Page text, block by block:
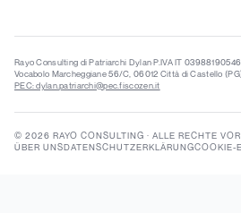
Rayo Consulting di Patriarchi Dylan·P.IVA IT 03988190546
Vocabolo Marcheggiane 56/C, 06012 Città di Castello
PEC: dylan.patriarchi@pec.fiscozen.it
© 2026 RAYO CONSULTING · ALLE RECHTE
ÜBER UNSDATENSCHUTZERKLÄRUNGCOOKIE-